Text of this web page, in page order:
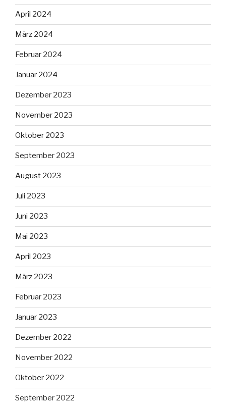
April 2024
März 2024
Februar 2024
Januar 2024
Dezember 2023
November 2023
Oktober 2023
September 2023
August 2023
Juli 2023
Juni 2023
Mai 2023
April 2023
März 2023
Februar 2023
Januar 2023
Dezember 2022
November 2022
Oktober 2022
September 2022